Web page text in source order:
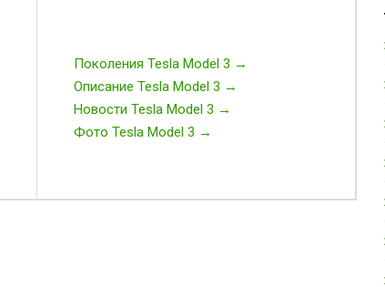
Поколения Tesla Model 3 →
Описание Tesla Model 3 →
Новости Tesla Model 3 →
Фото Tesla Model 3 →